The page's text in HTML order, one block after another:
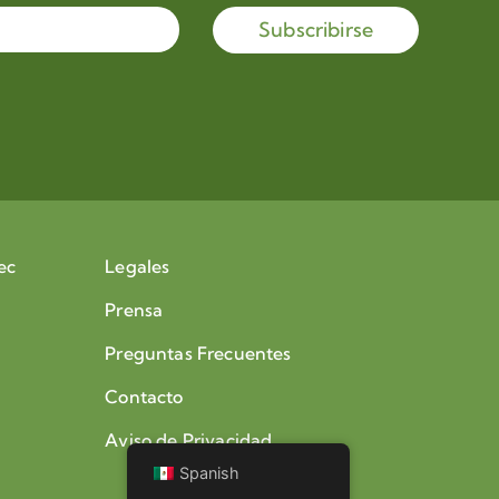
Subscribirse
Legales
Prensa
Preguntas Frecuentes
Contacto
Aviso de Privacidad
Spanish